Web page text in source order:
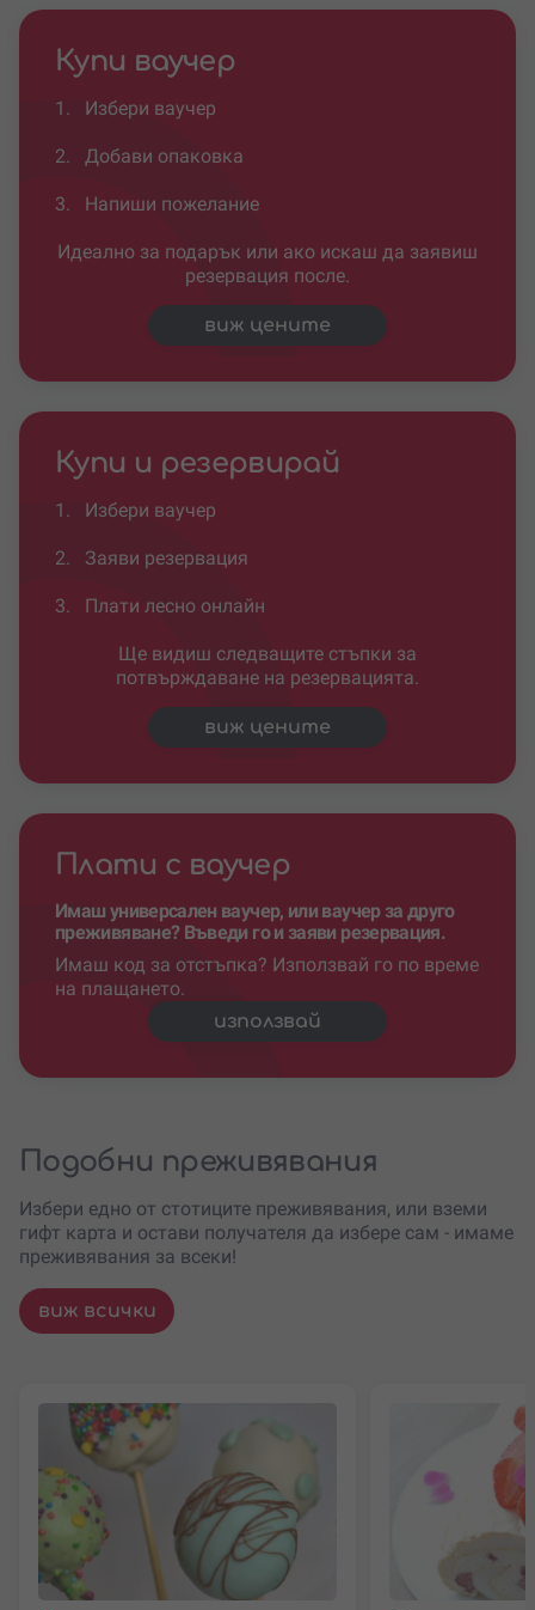
Купи ваучер
1. Избери ваучер
2. Добави опаковка
3. Напиши пожелание
Идеално за подарък или ако искаш да заявиш
резервация после.
виж цените
Купи и резервирай
1. Избери ваучер
2. Заяви резервация
3. Плати лесно онлайн
Ще видиш следващите стъпки за
потвърждаване на резервацията.
виж цените
Плати с ваучер
Имаш универсален ваучер, или ваучер за друго
преживяване? Въведи го и заяви резервация.
Имаш код за отстъпка? Използвай го по време
на плащането.
използвай
Подобни преживявания
Избери едно от стотиците преживявания, или вземи
гифт карта и остави получателя да избере сам - имаме
преживявания за всеки!
виж всички